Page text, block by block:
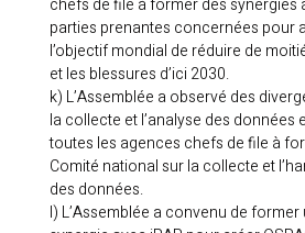
chefs de file à former des synergies
parties prenantes concernées pour
l’objectif mondial de réduire de
et les blessures d’ici 2030.
k) L’Assemblée a observé des
la collecte et l’analyse des données
toutes les agences chefs de file à
Comité national sur la collecte et
des données.
l) L’Assemblée a convenu de former